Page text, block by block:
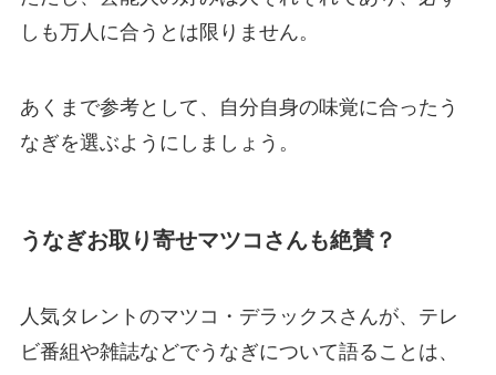
しも万人に合うとは限りません。
あくまで参考として、自分自身の味覚に合ったう
なぎを選ぶようにしましょう。
うなぎお取り寄せマツコさんも絶賛？
人気タレントのマツコ・デラックスさんが、テレ
ビ番組や雑誌などでうなぎについて語ることは、